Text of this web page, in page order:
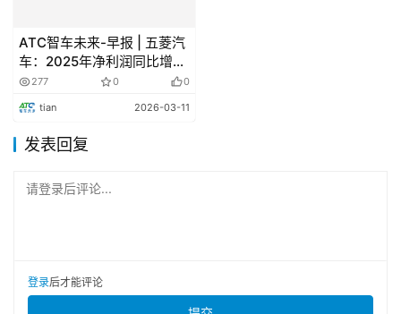
险
德国汽车工业协会VDA周四表示，该协会计划通过中立
的第三方建立一个临时信息平台，以帮助制造商和供应商避
台已获得德国反垄断机构的批准。
(vGaN)采用GaN-on-GaN技术，使电流能够垂直流过芯
ATC智车未来-早报 | 五菱汽
车：2025年净利润同比增加
约54%；理想又一负责人离
职
277 0 0
tian 2026-03-11
发表回复
请登录后评论...
登录后才能评论